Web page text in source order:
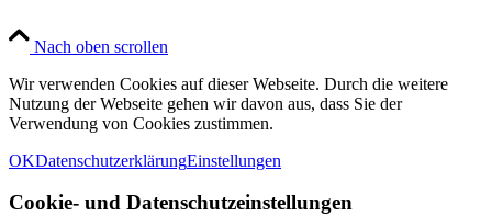
Nach oben scrollen
Wir verwenden Cookies auf dieser Webseite. Durch die weitere
Nutzung der Webseite gehen wir davon aus, dass Sie der
Verwendung von Cookies zustimmen.
OKDatenschutzerklärungEinstellungen
Cookie- und Datenschutzeinstellungen